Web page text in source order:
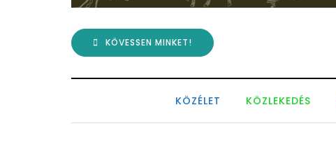
KÖVESSEN MINKET!
KÖZÉLET KÖZLEKEDÉS